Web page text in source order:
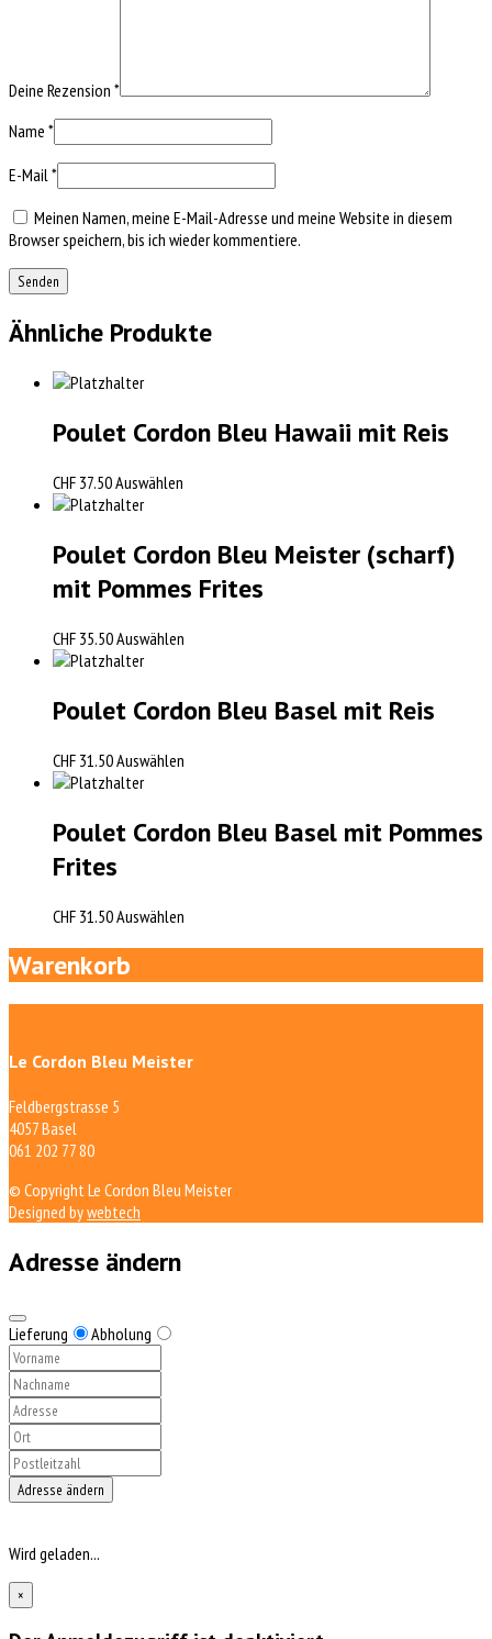
Deine Rezension *
Name *
E-Mail *
Meinen Namen, meine E-Mail-Adresse und meine Website in diesem
Browser speichern, bis ich wieder kommentiere.
Ähnliche Produkte
Poulet Cordon Bleu Hawaii mit Reis
CHF 37.50Auswählen
Poulet Cordon Bleu Meister (scharf)
mit Pommes Frites
CHF 35.50Auswählen
Poulet Cordon Bleu Basel mit Reis
CHF 31.50Auswählen
Poulet Cordon Bleu Basel mit Pommes
Frites
CHF 31.50Auswählen
Warenkorb
Le Cordon Bleu Meister
Feldbergstrasse 5
4057 Basel
061 202 77 80
© Copyright Le Cordon Bleu Meister
Designed bywebtech
Adresse ändern
Lieferung Abholung
Adresse ändern
Wird geladen...
×